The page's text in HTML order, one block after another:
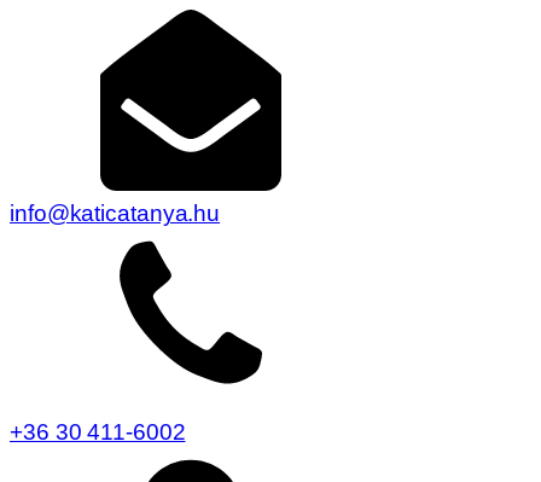
info@katicatanya.hu
+36 30 411-6002